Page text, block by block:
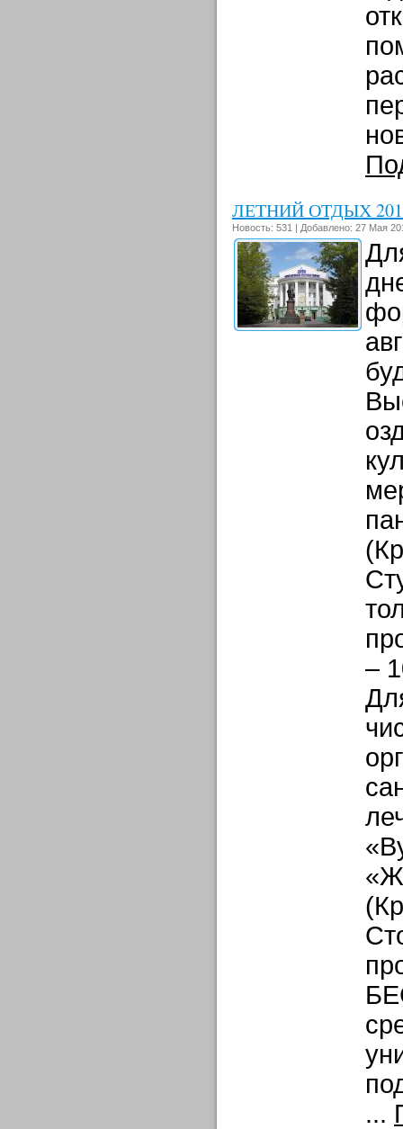
ЛЕТНИЙ ОТДЫХ
Новость: 531 | Добавлено: 27 Мая
–
...